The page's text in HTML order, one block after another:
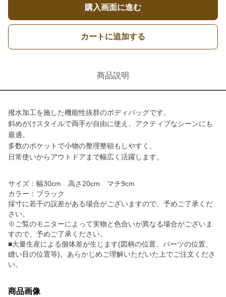
購入画面に進む
カートに追加する
商品説明
撥水加工を施した機能性抜群のボディバッグです。
斜めがけスタイルで両手が自由に使え、アクティブなシーンにも
最適。
多数のポケットで小物の整理整頓もしやすく、
日常使いからアウトドアまで幅広く活躍します。
サイズ：幅30cm 高さ20cm マチ9cm
カラー：ブラック
採寸に若干の誤差がある場合がございますので、予めご了承くだ
さい。
※ご覧のモニターによって実物と色合いが異なる場合がございま
すので、予めご了承ください。
■大量生産による個体差が生じます(図柄の位置、パーツの位置、
縫い目の位置等)。あらかじめご理解いただいた上でご注文くださ
い。
商品画像